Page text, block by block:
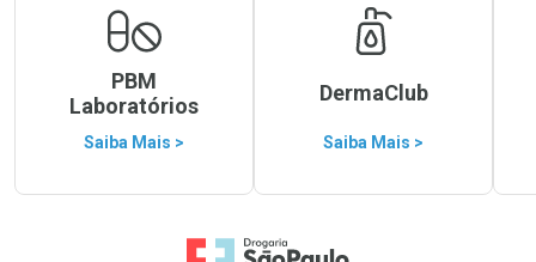
PBM
Laboratórios
Saiba Mais >
DermaClub
Saiba Mais >
Ir para a Home